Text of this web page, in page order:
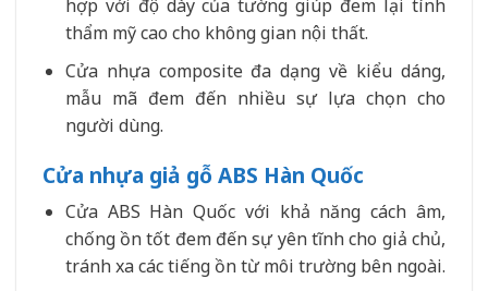
hợp với độ dày của tường giúp đem lại tính
thẩm mỹ cao cho không gian nội thất.
Cửa nhựa composite đa dạng về kiểu dáng,
mẫu mã đem đến nhiều sự lựa chọn cho
người dùng.
Cửa nhựa giả gỗ ABS Hàn Quốc
Cửa ABS Hàn Quốc với khả năng cách âm,
chống ồn tốt đem đến sự yên tĩnh cho giả chủ,
tránh xa các tiếng ồn từ môi trường bên ngoài.